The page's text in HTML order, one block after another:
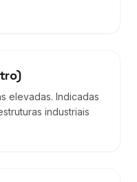
elevadas. Indicadas
industriais